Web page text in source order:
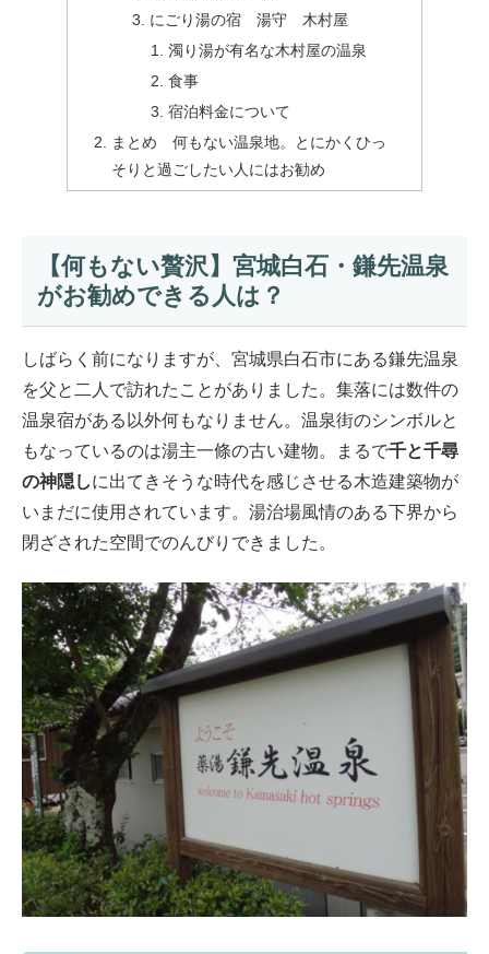
にごり湯の宿 湯守 木村屋
濁り湯が有名な木村屋の温泉
食事
宿泊料金について
まとめ 何もない温泉地。とにかくひっ
そりと過ごしたい人にはお勧め
【何もない贅沢】宮城白石・鎌先温泉
がお勧めできる人は？
しばらく前になりますが、宮城県白石市にある鎌先温泉
を父と二人で訪れたことがありました。集落には数件の
温泉宿がある以外何もなりません。温泉街のシンボルと
もなっているのは湯主一條の古い建物。まるで千と千尋
の神隠しに出てきそうな時代を感じさせる木造建築物が
いまだに使用されています。湯治場風情のある下界から
閉ざされた空間でのんびりできました。